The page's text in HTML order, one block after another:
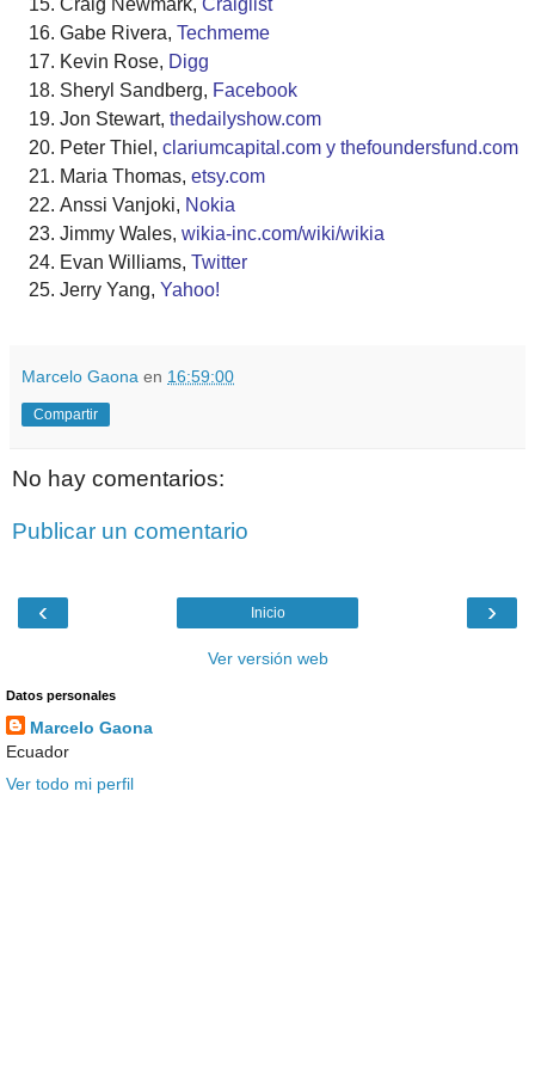
Craig Newmark, Craiglist
Gabe Rivera, Techmeme
Kevin Rose, Digg
Sheryl Sandberg, Facebook
Jon Stewart, thedailyshow.com
Peter Thiel, clariumcapital.com y thefoundersfund.com
Maria Thomas, etsy.com
Anssi Vanjoki, Nokia
Jimmy Wales, wikia-inc.com/wiki/wikia
Evan Williams, Twitter
Jerry Yang, Yahoo!
Marcelo Gaona en 16:59:00
Compartir
No hay comentarios:
Publicar un comentario
‹ ›
Inicio
Ver versión web
Datos personales
Marcelo Gaona
Ecuador
Ver todo mi perfil